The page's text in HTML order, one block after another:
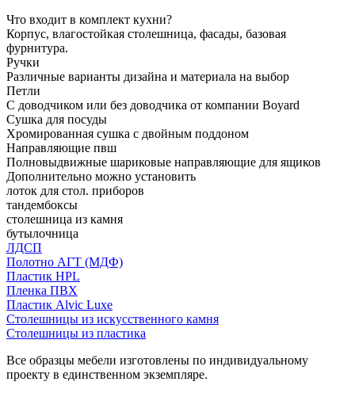
Что входит в комплект кухни?
Корпус, влагостойкая столешница, фасады, базовая
фурнитура.
Ручки
Различные варианты дизайна и материала на выбор
Петли
С доводчиком или без доводчика от компании Boyard
Сушка для посуды
Хромированная сушка с двойным поддоном
Направляющие пвш
Полновыдвижные шариковые направляющие для ящиков
Дополнительно можно установить
лоток для стол. приборов
тандембоксы
столешница из камня
бутылочница
ЛДСП
Полотно АГТ (МДФ)
Пластик HPL
Пленка ПВХ
Пластик Alvic Luxe
Столешницы из искусственного камня
Столешницы из пластика
Все образцы мебели изготовлены по индивидуальному
проекту в единственном экземпляре.